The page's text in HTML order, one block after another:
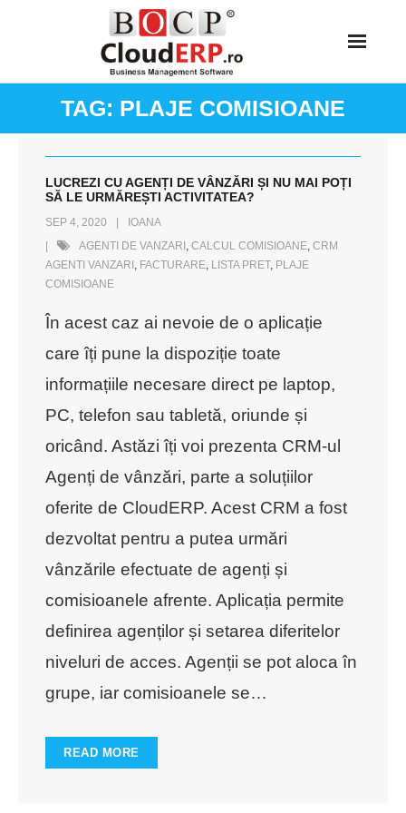
TAG: PLAJE COMISIOANE
LUCREZI CU AGENȚI DE VÂNZĂRI ȘI NU MAI POȚI
SĂ LE URMĂREȘTI ACTIVITATEA?
SEP 4, 2020
IOANA
AGENTI DE VANZARI , CALCUL COMISIOANE, CRM
AGENTI VANZARI , FACTURARE, LISTA PRET, PLAJE
COMISIOANE
În acest caz ai nevoie de o aplicație
care îți pune la dispoziție toate
informațiile necesare direct pe laptop,
PC, telefon sau tabletă, oriunde și
oricând. Astăzi îți voi prezenta CRM-ul
Agenți de vânzări, parte a soluțiilor
oferite de CloudERP. Acest CRM a fost
dezvoltat pentru a putea urmări
vânzările efectuate de agenți și
comisioanele afrente. Aplicația permite
definirea agenților și setarea diferitelor
niveluri de acces. Agenții se pot aloca în
grupe, iar comisioanele se…
READ MORE